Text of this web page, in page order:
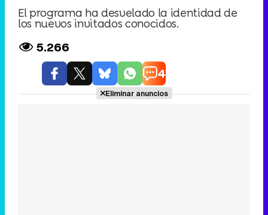
El programa ha desvelado la identidad de
los nuevos invitados conocidos.
5.266
4
Eliminar anuncios